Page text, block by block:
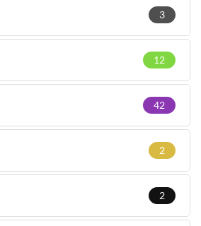
3
12
42
2
2